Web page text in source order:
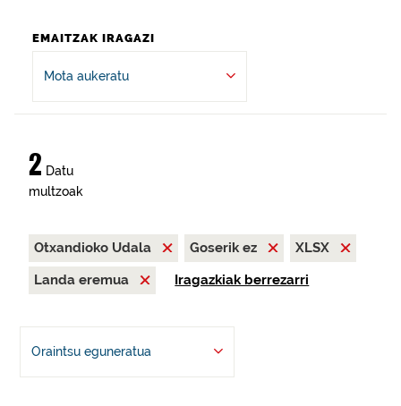
EMAITZAK IRAGAZI
Mota aukeratu
2 Datu
multzoak
Otxandioko Udala Goserik ez
XLSX
Landa eremua
Iragazkiak berrezarri
Oraintsu eguneratua